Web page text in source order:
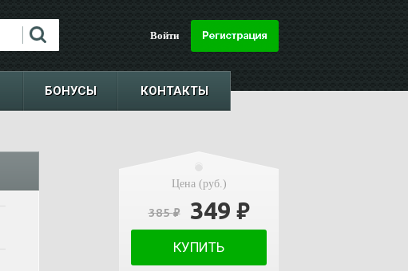
Войти
БОНУСЫ КОНТАКТЫ
Цена (руб.)
385₽ 349 ₽
КУПИТЬ